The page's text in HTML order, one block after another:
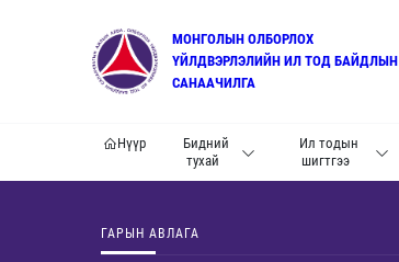
МОНГОЛЫН ОЛБОРЛОХ
ҮЙЛДВЭРЛЭЛИЙН ИЛ ТОД БАЙДЛЫН
САНААЧИЛГА
Нүүр
Бидний
тухай
Ил тодын
шигтгээ
ГАРЫН АВЛАГА